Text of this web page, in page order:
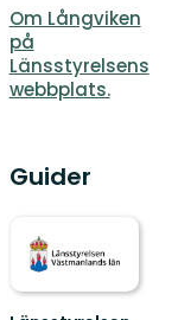
Om Långviken
på
Länsstyrelsens
webbplats.
Guider